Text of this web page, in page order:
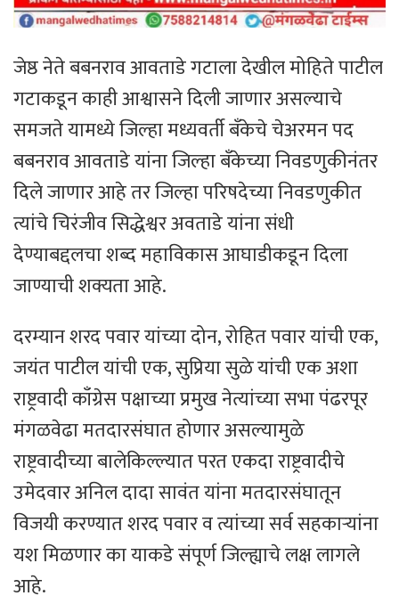
जेष्ठ नेते बबनराव आवताडे गटाला देखील मोहिते पाटील
गटाकडून काही आश्वासने दिली जाणार असल्याचे
समजते यामध्ये जिल्हा मध्यवर्ती बँकेचे चेअरमन पद
बबनराव आवताडे यांना जिल्हा बँकेच्या निवडणुकीनंतर
दिले जाणार आहे तर जिल्हा परिषदेच्या निवडणुकीत
त्यांचे चिरंजीव सिद्धेश्वर अवताडे यांना संधी
देण्याबद्दलचा शब्द महाविकास आघाडीकडून दिला
जाण्याची शक्यता आहे.
दरम्यान शरद पवार यांच्या दोन, रोहित पवार यांची एक,
जयंत पाटील यांची एक, सुप्रिया सुळे यांची एक अशा
राष्ट्रवादी काँग्रेस पक्षाच्या प्रमुख नेत्यांच्या सभा पंढरपूर
मंगळवेढा मतदारसंघात होणार असल्यामुळे
राष्ट्रवादीच्या बालेकिल्ल्यात परत एकदा राष्ट्रवादीचे
उमेदवार अनिल दादा सावंत यांना मतदारसंघातून
विजयी करण्यात शरद पवार व त्यांच्या सर्व सहकाऱ्यांना
यश मिळणार का याकडे संपूर्ण जिल्ह्याचे लक्ष लागले
आहे.